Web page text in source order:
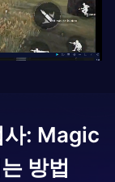
사: Magic
방법